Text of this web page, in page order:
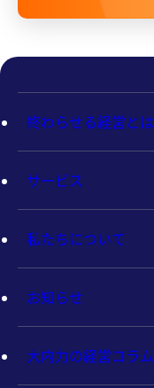
終わらせる経営とは
サービス
私たちについて
お知らせ
大内力の経営コラム